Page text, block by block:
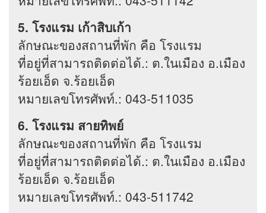
5. โรงแรม เก้าสิบเก้า
ลักษณะของสถานที่พัก คือ โรงแรม
ที่อยู่ที่สามารถติดต่อได้.: ต.ในเมือง อ.เมือง
ร้อยเอ็ด จ.ร้อยเอ็ด
หมายเลขโทรศัพท์.: 043-511035
6. โรงแรม สายทิพย์
ลักษณะของสถานที่พัก คือ โรงแรม
ที่อยู่ที่สามารถติดต่อได้.: ต.ในเมือง อ.เมือง
ร้อยเอ็ด จ.ร้อยเอ็ด
หมายเลขโทรศัพท์.: 043-511742